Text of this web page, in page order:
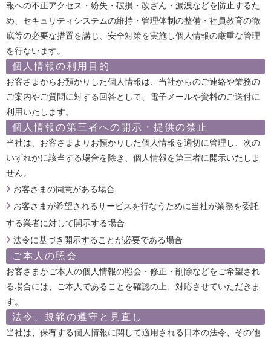
報への不正アクセス・紛失・破損・改ざん・漏洩などを防止するた
め、セキュリティシステムの維持・管理体制の整備・社員教育の徹
底等の必要な措置を講じ、安全対策を実施し個人情報の厳重な管理
を行ないます。
個人情報の利用目的
お客さまからお預かりした個人情報は、当社からのご連絡や業務の
ご案内やご質問に対する回答として、電子メールや資料のご送付に
利用いたします。
個人情報の第三者への開示・提供の禁止
当社は、お客さまよりお預かりした個人情報を適切に管理し、次の
いずれかに該当する場合を除き、個人情報を第三者に開示いたしま
せん。
お客さまの同意がある場合
お客さまが希望されるサービスを行なうために当社が業務を委託
する業者に対して開示する場合
法令に基づき開示することが必要である場合
ご本人の照会
お客さまがご本人の個人情報の照会・修正・削除などをご希望され
る場合には、ご本人であることを確認の上、対応させていただきま
す。
法令、規範の遵守と見直し
当社は、保有する個人情報に関して適用される日本の法令、その他